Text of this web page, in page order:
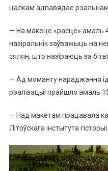
цалкам адпавядае
— На макеце «расце» амаль
назіральнік заўважыць на
сялян, што назіраюць за
— Ад моманту нараджэння
рэалізацыі прайшло амаль
— Над макетам працавала
Літоўскага інстытута гісторыі.